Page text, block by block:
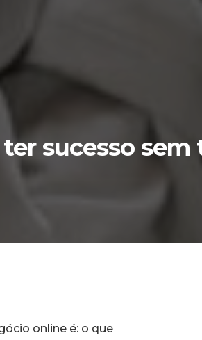
sucesso sem
online é: o que